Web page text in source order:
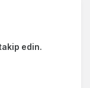
edin.